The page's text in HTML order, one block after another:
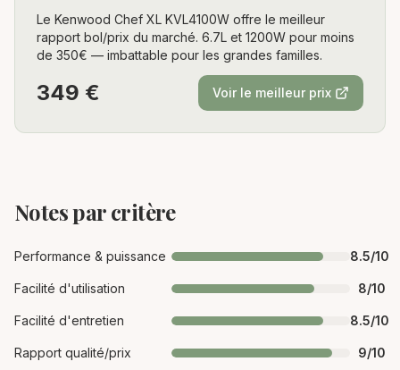
Le Kenwood Chef XL KVL4100W offre le meilleur
rapport bol/prix du marché. 6.7L et 1200W pour moins
de 350€ — imbattable pour les grandes familles.
349 € Voir le meilleur prix
Notes par critère
Performance & puissance 8.5/10
Facilité d'utilisation 8/10
Facilité d'entretien 8.5/10
Rapport qualité/prix 9/10